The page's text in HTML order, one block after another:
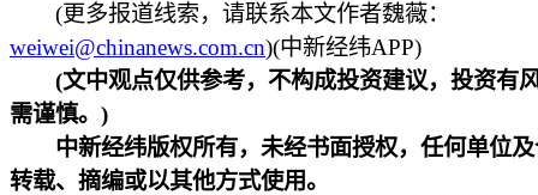
(更多报道线索，请联系本文作者魏薇：
weiwei@chinanews.com.cn)(中新经纬APP)
(文中观点仅供参考，不构成投资建议，投资有
需谨慎。)
中新经纬版权所有，未经书面授权，任何单位
转载、摘编或以其他方式使用。